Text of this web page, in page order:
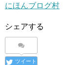
にほんブログ村
シェアする
ツイート